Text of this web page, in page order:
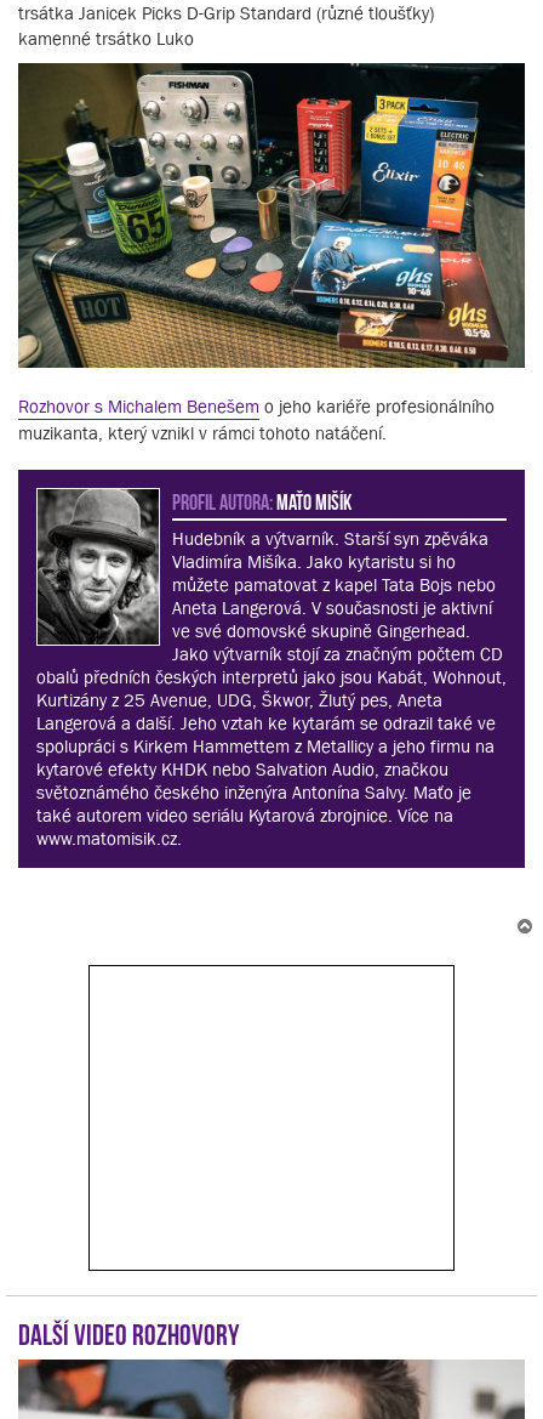
trsátka Janicek Picks D-Grip Standard (různé tloušťky)
kamenné trsátko Luko
Rozhovor s Michalem Benešem o jeho kariéře profesionálního
muzikanta, který vznikl v rámci tohoto natáčení.
PROFIL AUTORA:Maťo Mišík
Hudebník a výtvarník. Starší syn zpěváka
Vladimíra Mišíka. Jako kytaristu si ho
můžete pamatovat z kapel Tata Bojs nebo
Aneta Langerová. V současnosti je aktivní
ve své domovské skupině Gingerhead.
Jako výtvarník stojí za značným počtem CD
obalů předních českých interpretů jako jsou Kabát, Wohnout,
Kurtizány z 25 Avenue, UDG, Škwor, Žlutý pes, Aneta
Langerová a další. Jeho vztah ke kytarám se odrazil také ve
spolupráci s Kirkem Hammettem z Metallicy a jeho firmu na
kytarové efekty KHDK nebo Salvation Audio, značkou
světoznámého českého inženýra Antonína Salvy. Maťo je
také autorem video seriálu Kytarová zbrojnice. Více na
www.matomisik.cz.
Další video rozhovory